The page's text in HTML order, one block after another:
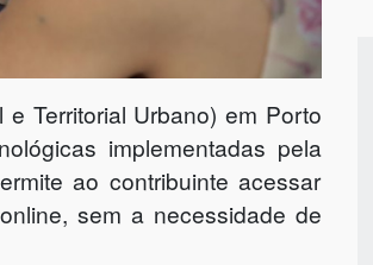
Territorial Urbano) em Porto
implementadas pela
ao contribuinte acessar
sem a necessidade de